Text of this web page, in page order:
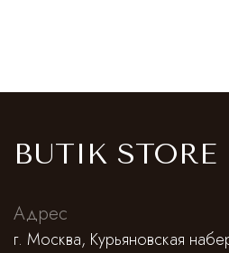
BUTIK STORE
Адрес
г. Москва, Курьяновская